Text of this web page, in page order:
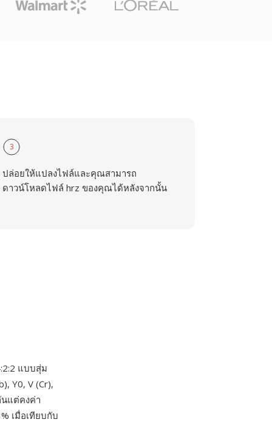
3
ปล่อยให้แปลงไฟล์และคุณสามารถ
ดาวน์โหลดไฟล์ hrz ของคุณได้หลังจากนั้น
แบบสุ่ม
Y0, V (Cr),
แต่คงค่า
เมื่อเทียบกับ